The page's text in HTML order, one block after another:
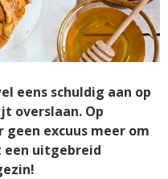
eens schuldig aan op
overslaan. Op
excuus meer om
uitgebreid